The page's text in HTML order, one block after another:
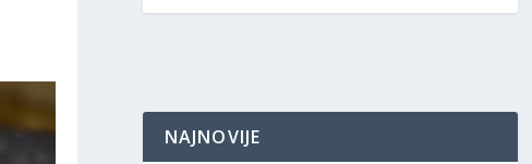
NAJNOVIJE